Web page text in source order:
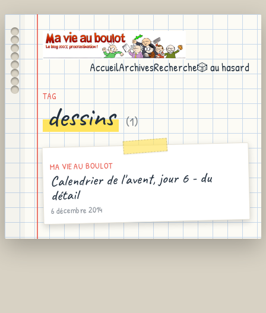
AccueilArchivesRecherche🎲 au hasard
TAG
dessins (1)
MA VIE AU BOULOT
Calendrier de l'avent, jour 6 - du
détail
6 décembre 2014